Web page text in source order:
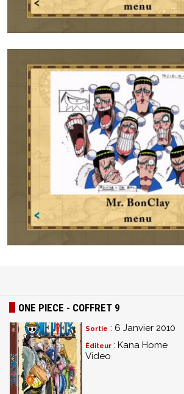
ONE PIECE - COFFRET 9
Sortie : 6 Janvier 2010
Éditeur : Kana Home
Video